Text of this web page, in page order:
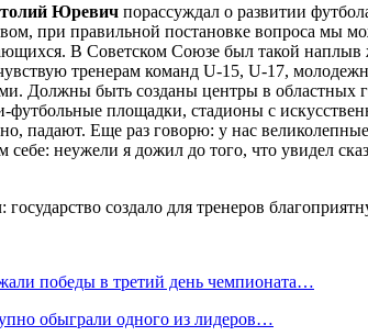
Юревич порассуждал о развитии
при правильной постановке вопроса мы
В Советском Союзе был такой
тренерам команд U-15, U-17,
Должны быть созданы центры в областных
площадки, стадионы с
падают. Еще раз говорю: у нас
неужели я дожил до того, что увидел
победы в третий день чемпионата…
обыграли одного из лидеров…